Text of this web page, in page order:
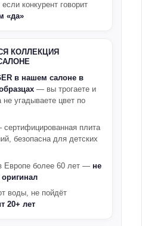
конкурент говорит
«да»
КОЛЛЕКЦИЯ
в нашем салоне в
— вы трогаете и
угадываете цвет по
плита
безопасна для детских
Европе более 60 лет — не
оригинал
воды, не пойдёт
20+ лет